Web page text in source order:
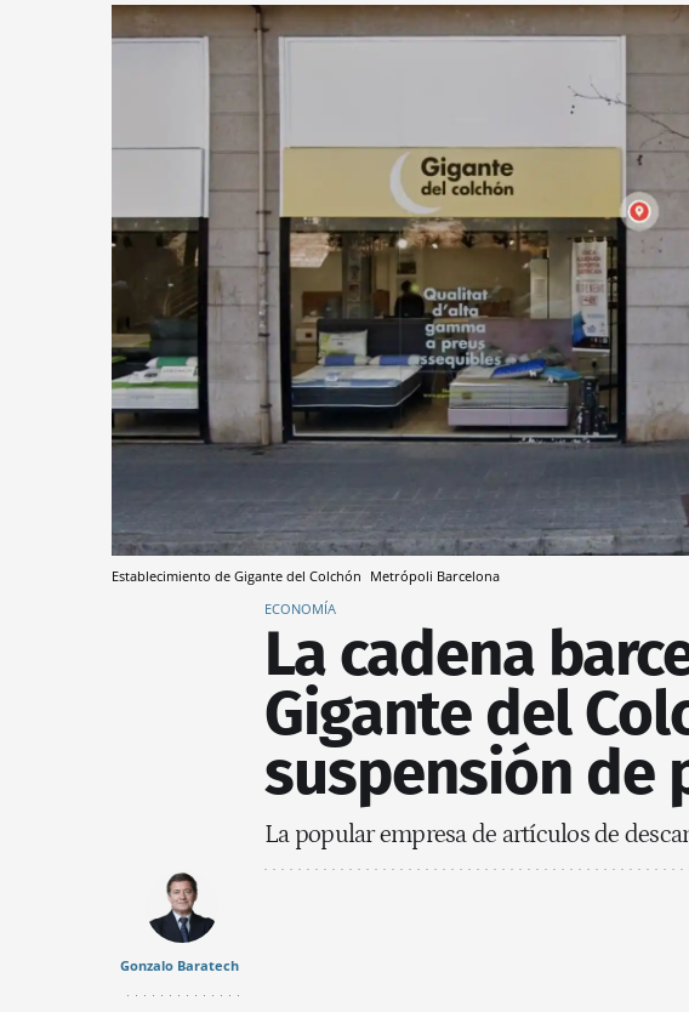
Establecimiento de Gigante del Colchón Metrópoli Barcelona
ECONOMÍA
La cadena
Gigante del
suspensión de
La popular empresa de artículos de
Gonzalo Baratech